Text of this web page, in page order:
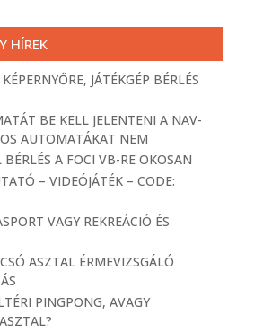
HÍREK
JÁTÉKGÉP BÉRLÉS
BE KELL JELENTENI A NAV-
AUTOMATÁKAT NEM
BÉRLÉS A FOCI VB-RE OKOSAN
– VIDEÓJÁTÉK – CODE:
VAGY REKREÁCIÓ ÉS
ASZTAL ÉRMEVIZSGÁLÓ
PINGPONG, AVAGY